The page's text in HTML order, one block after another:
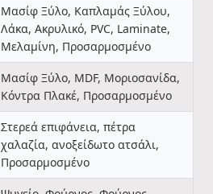
Μασίφ Ξύλο, Καπλαμάς Ξύλου,
Λάκα, Ακρυλικό, PVC, Laminate,
Μελαμίνη, Προσαρμοσμένο
Μασίφ Ξύλο, MDF, Μοριοσανίδα,
Κόντρα Πλακέ, Προσαρμοσμένο
Στερεά επιφάνεια, πέτρα
χαλαζία, ανοξείδωτο ατσάλι,
Προσαρμοσμένο